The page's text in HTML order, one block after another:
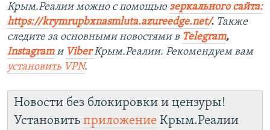
Крым.Реалии можно с помощью зеркального сайта:
https://krymrupbxnasmluta.azureedge.net/. ​ Также
следите за основными новостями в Telegram,
Instagram и ViberКрым.Реалии. Рекомендуем вам
установить VPN.
Новости без блокировки и цензуры!
Установить приложение Крым.Реалии